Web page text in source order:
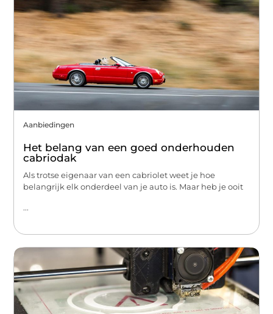
Aanbiedingen
Het belang van een goed onderhouden
cabriodak
Als trotse eigenaar van een cabriolet weet je hoe
belangrijk elk onderdeel van je auto is. Maar heb je ooit
...